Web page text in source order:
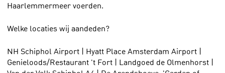
Haarlemmermeer voerden.
Welke locaties wij aandeden?
NH Schiphol Airport | Hyatt Place Amsterdam Airport |
Genieloods/Restaurant 't Fort | Landgoed de Olmenhorst |